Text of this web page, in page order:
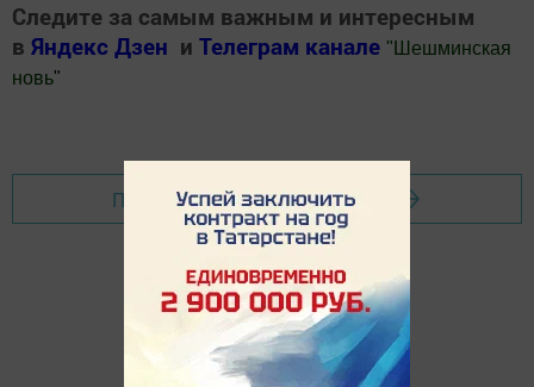
Следите за самым важным и интересным
в Яндекс Дзен и Телеграм канале " Шешминская
новь"
Перейти на страницу новости